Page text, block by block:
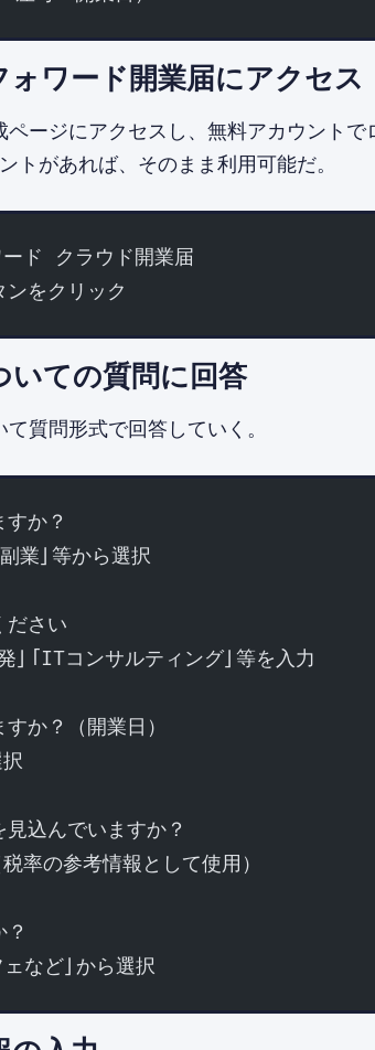
ワード開業届にアクセス
ージにアクセスし、無料アカウントで
トがあれば、そのまま利用可能だ。
ド クラウド開業届
ンをクリック
いての質問に回答
質問形式で回答していく。
か？
業」等から選択
さい
」「ITコンサルティング」等を入力
か？（開業日）
込んでいますか？
率の参考情報として使用）
ェなど」から選択